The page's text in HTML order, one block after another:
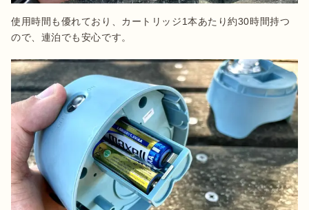
使用時間も優れており、カートリッジ1本あたり約30時間持つ
ので、連泊でも安心です。